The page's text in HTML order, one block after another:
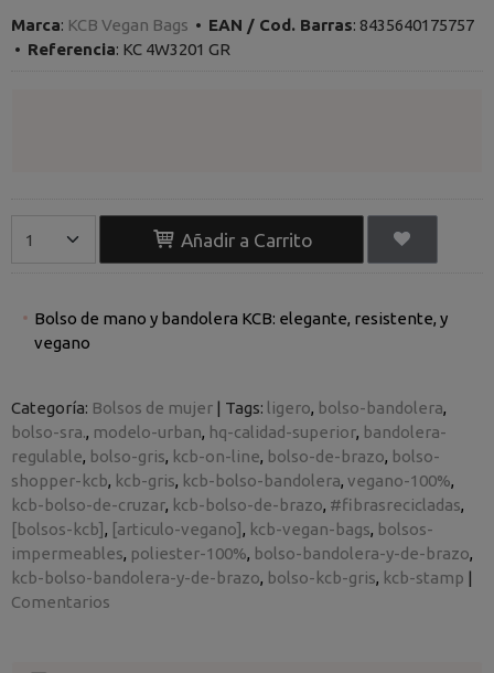
Marca: KCB Vegan Bags • EAN / Cod. Barras: 8435640175757
• Referencia: KC 4W3201 GR
Añadir a Carrito
Bolso de mano y bandolera KCB: elegante, resistente, y
vegano
Categoría: Bolsos de mujer | Tags: ligero bolso-bandolera
bolso-sra. modelo-urban hq-calidad-superior bandolera-
regulable bolso-gris kcb-on-line bolso-de-brazo bolso-
shopper-kcb kcb-gris kcb-bolso-bandolera vegano-100%
kcb-bolso-de-cruzar kcb-bolso-de-brazo #fibrasrecicladas
[bolsos-kcb]
[articulo-vegano] kcb-vegan-bags bolsos-
impermeables poliester-100% bolso-bandolera-y-de-brazo
kcb-bolso-bandolera-y-de-brazo bolso-kcb-gris kcb-stamp |
Comentarios